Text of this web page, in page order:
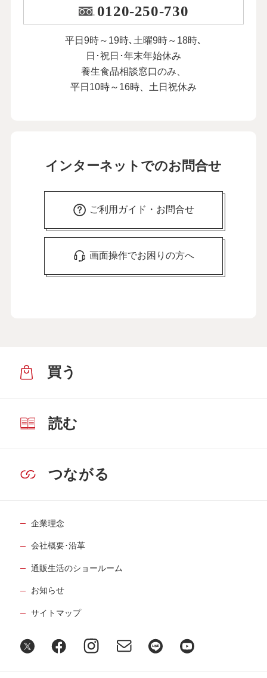
0120-250-730
平日9時～19時､土曜9時～18時､
日･祝日･年末年始休み
養生食品相談窓口のみ、
平日10時～16時、土日祝休み
インターネットでのお問合せ
ご利用ガイド・お問合せ
画面操作でお困りの方へ
買う
読む
つながる
企業理念
会社概要･沿革
通販生活のショールーム
お知らせ
サイトマップ